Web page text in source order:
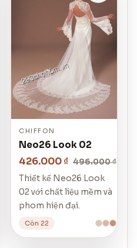
CHIFFON
Neo26 Look 02
426.000 ₫ 496.000 ₫
Thiết kế Neo26 Look
02 với chất liệu mềm và
phom hiện đại.
Còn 22